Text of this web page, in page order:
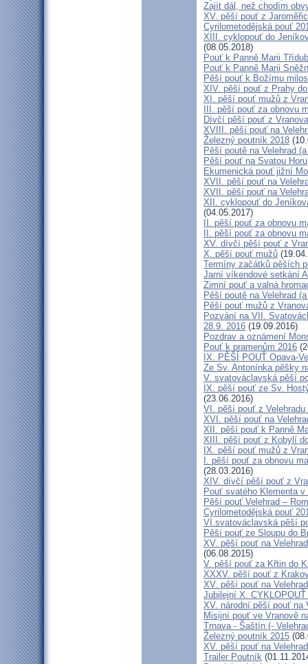
Zajít dál, než chodím
XV. pěší pouť z
Cyrilometodějská pouť
XIII. cyklopouť do
(08.05.2018)
Pouť k Panně Marii
Pouť k Panně Marii
Pěší pouť k Božímu
XIV. pěší pouť z Prahy
XI. pěší pouť mužů z
III. pěší pouť za obnovu
Dívčí pěší pouť z
XVIII. pěší pouť na
Železný poutník 2018
Pěší poutě na Velehrad
Pěší pouť na Svatou Horu
Ekumenická pouť jižní
XVII. pěší pouť na
XVII. pěší pouť na
XII. cyklopouť do
(04.05.2017)
II. pěší pouť za obnovu
II. pěší pouť za obnovu
XV. dívčí pěší pouť z
X. pěší pouť mužů
Termíny začátků pěších
Jarní víkendové setkání
Zimní pouť a valná
Pěší poutě na Velehrad
Pěší pouť mužů z
Pozvání na VII.
28.9. 2016 (19.09.2016)
Pozdrav a oznámení
Pouť k pramenům 2016
IX. PĚŠÍ POUŤ Opava-
Ze Sv. Antonínka pěšky
V. svatováclavská pěší
IX. pěší pouť ze Sv.
(23.06.2016)
VI. pěší pouť z
XVI. pěší pouť na
XII. pěší pouť k Panně
XIII. pěší pouť z Kobylí
IX. pěší pouť mužů z
I. pěší pouť za obnovu
(28.03.2016)
XIV. dívčí pěší pouť z
Pouť svatého Klementa
Pěší pouť Velehrad –
Cyrilometodějská pouť
VI.svatováclavská pěší
Pěší pouť ze Sloupu do
XV. pěší pouť na
(06.08.2015)
V. pěší pouť za Křtin do
XXXV. pěší pouť z
XV. pěší pouť na
Jubilejní X.
XV. národní pěší pouť na
Misijní pouť ve Vranově
Trnava - Šaštín (-
Železný poutník 2015
XV. pěší pouť na
Trailer Poutník